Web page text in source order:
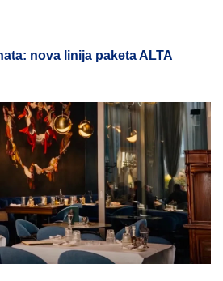
nova linija paketa ALTA